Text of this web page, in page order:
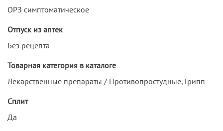
ОРЗ симптоматическое
Отпуск из аптек
Без рецепта
Товарная категория в каталоге
Лекарственные препараты / Противопростудные, Грипп
Сплит
Да